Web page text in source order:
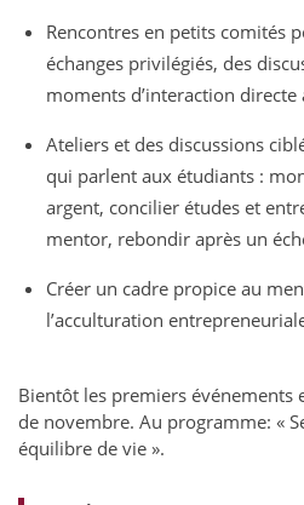
Rencontres en petits comités
échanges privilégiés, des
moments d’interaction
Ateliers et des discussions
qui parlent aux étudiants :
argent, concilier études et
mentor, rebondir après un
Créer un cadre propice au
l’acculturation
Bientôt les premiers événements
de novembre. Au programme: «
équilibre de vie ».